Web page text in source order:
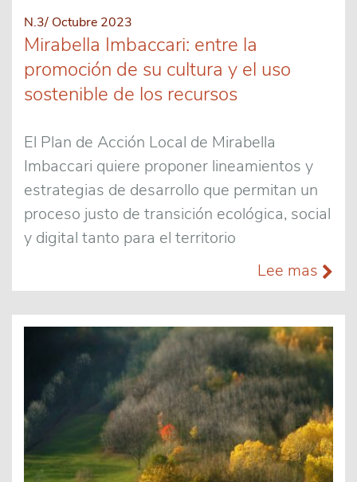
N.3/ Octubre 2023
Mirabella Imbaccari: entre la
promoción de su cultura y el uso
sostenible de los recursos
El Plan de Acción Local de Mirabella
Imbaccari quiere proponer lineamientos y
estrategias de desarrollo que permitan un
proceso justo de transición ecológica, social
y digital tanto para el territorio
Lee mas